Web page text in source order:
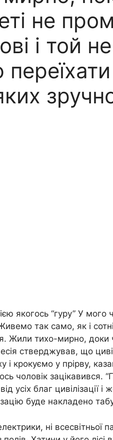
не
і той
якогось “гуру” У мого
так само, як і
Жили тихо-мирно, доки
стверджував, що
і крокуємо у прірву,
чоловік зацікавився.
усіх благ цивілізації і
буде накладено
ні всесвітньої